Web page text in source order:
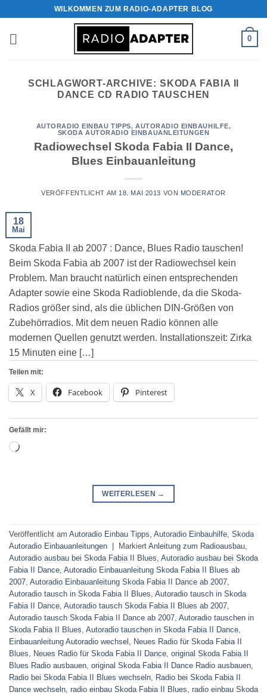
springen
WILKOMMEN ZUM RADIO-ADAPTER BLOG
0
SCHLAGWORT-ARCHIVE: SKODA FABIA II
DANCE CD RADIO TAUSCHEN
AUTORADIO EINBAU TIPPS,AUTORADIO EINBAUHILFE,
SKODA AUTORADIO EINBAUANLEITUNGEN
Radiowechsel Skoda Fabia II Dance,
Blues Einbauanleitung
VERÖFFENTLICHT AM 18. MAI 2013 VON MODERATOR
18
Mai
Skoda Fabia II ab 2007 : Dance, Blues Radio tauschen!
Beim Skoda Fabia ab 2007 ist der Radiowechsel kein
Problem. Man braucht natürlich einen entsprechenden
Adapter sowie eine Skoda Radioblende, da die Skoda-
Radios größer sind, als die üblichen DIN-Größen von
Zubehörradios. Mit dem neuen Radio können alle
modernen Quellen genutzt werden. Installationszeit: Zirka
15 Minuten eine […]
Teilen mit:
X Facebook Pinterest
Gefällt mir:
Wird
WEITERLESEN →
Veröffentlicht am Autoradio Einbau Tipps Autoradio Einbauhilfe Skoda
Autoradio Einbauanleitungen
Markiert Anleitung zum Radioausbau
Autoradio ausbau bei Skoda Fabia II Blues Autoradio ausbau bei Skoda
Fabia II Dance Autoradio Einbauanleitung Skoda Fabia II Blues ab
2007 Autoradio Einbauanleitung Skoda Fabia II Dance ab 2007
Autoradio tausch in Skoda Fabia II Blues Autoradio tausch in Skoda
Fabia II Dance Autoradio tausch Skoda Fabia II Blues ab 2007
Autoradio tausch Skoda Fabia II Dance ab 2007 Autoradio tauschen in
Skoda Fabia II Blues Autoradio tauschen in Skoda Fabia II Dance
Einbauanleitung Autoradio wechsel
Neues Radio für Skoda Fabia II
Blues
Neues Radio für Skoda Fabia II Dance original Skoda Fabia II
Blues Radio ausbauen original Skoda Fabia II Dance Radio ausbauen
Radio bei Skoda Fabia II Blues wechseln
Radio bei Skoda Fabia II
Dance wechseln radio einbau Skoda Fabia II Blues radio einbau Skoda